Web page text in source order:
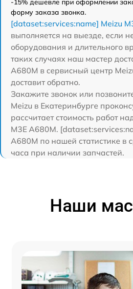
-15% дешевле при оформлении
форму заказа звонка.
[dataset:services:name] Meizu
выполняется на выезде, если
оборудования и длительного
таких случаях наш мастер
A680M в сервисный центр
доставит обратно.
Закажите звонок или
Meizu в Екатеринбурге
рассчитает стоимость работ
M3E A680M.
A680M по нашей статистике в
часа при наличии запчастей.
Наши